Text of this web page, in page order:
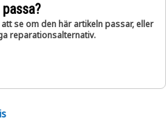
se om den här artikeln passar, eller
reparationsalternativ.